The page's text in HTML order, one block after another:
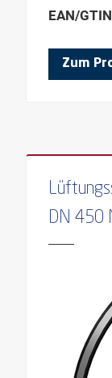
EAN/
Zum
DN 450